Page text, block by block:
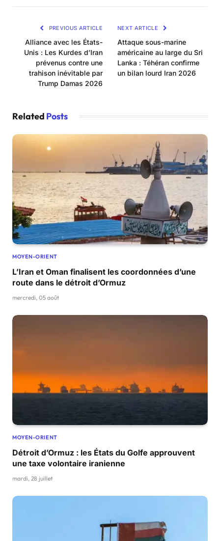
PREVIOUS ARTICLE
Alliance avec les États-
Unis : Les Kurdes d’Iran
prévenus contre une
trahison inévitable par
Trump Damas 2026
NEXT ARTICLE
Attaque sous-marine
américaine au large du Sri
Lanka : Téhéran confirme
un bilan lourd Iran 2026
Related Posts
MOYEN-ORIENT
L’Iran et Oman finalisent les coordonnées d’une
route dans le détroit d’Ormuz
mercredi, 05 août
MOYEN-ORIENT
Détroit d’Ormuz : les États du Golfe approuvent
une taxe volontaire iranienne
mardi, 28 juillet